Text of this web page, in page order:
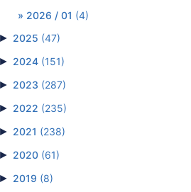
2026 / 01 (4)
2025 (47)
2024 (151)
2023 (287)
2022 (235)
2021 (238)
2020 (61)
2019 (8)